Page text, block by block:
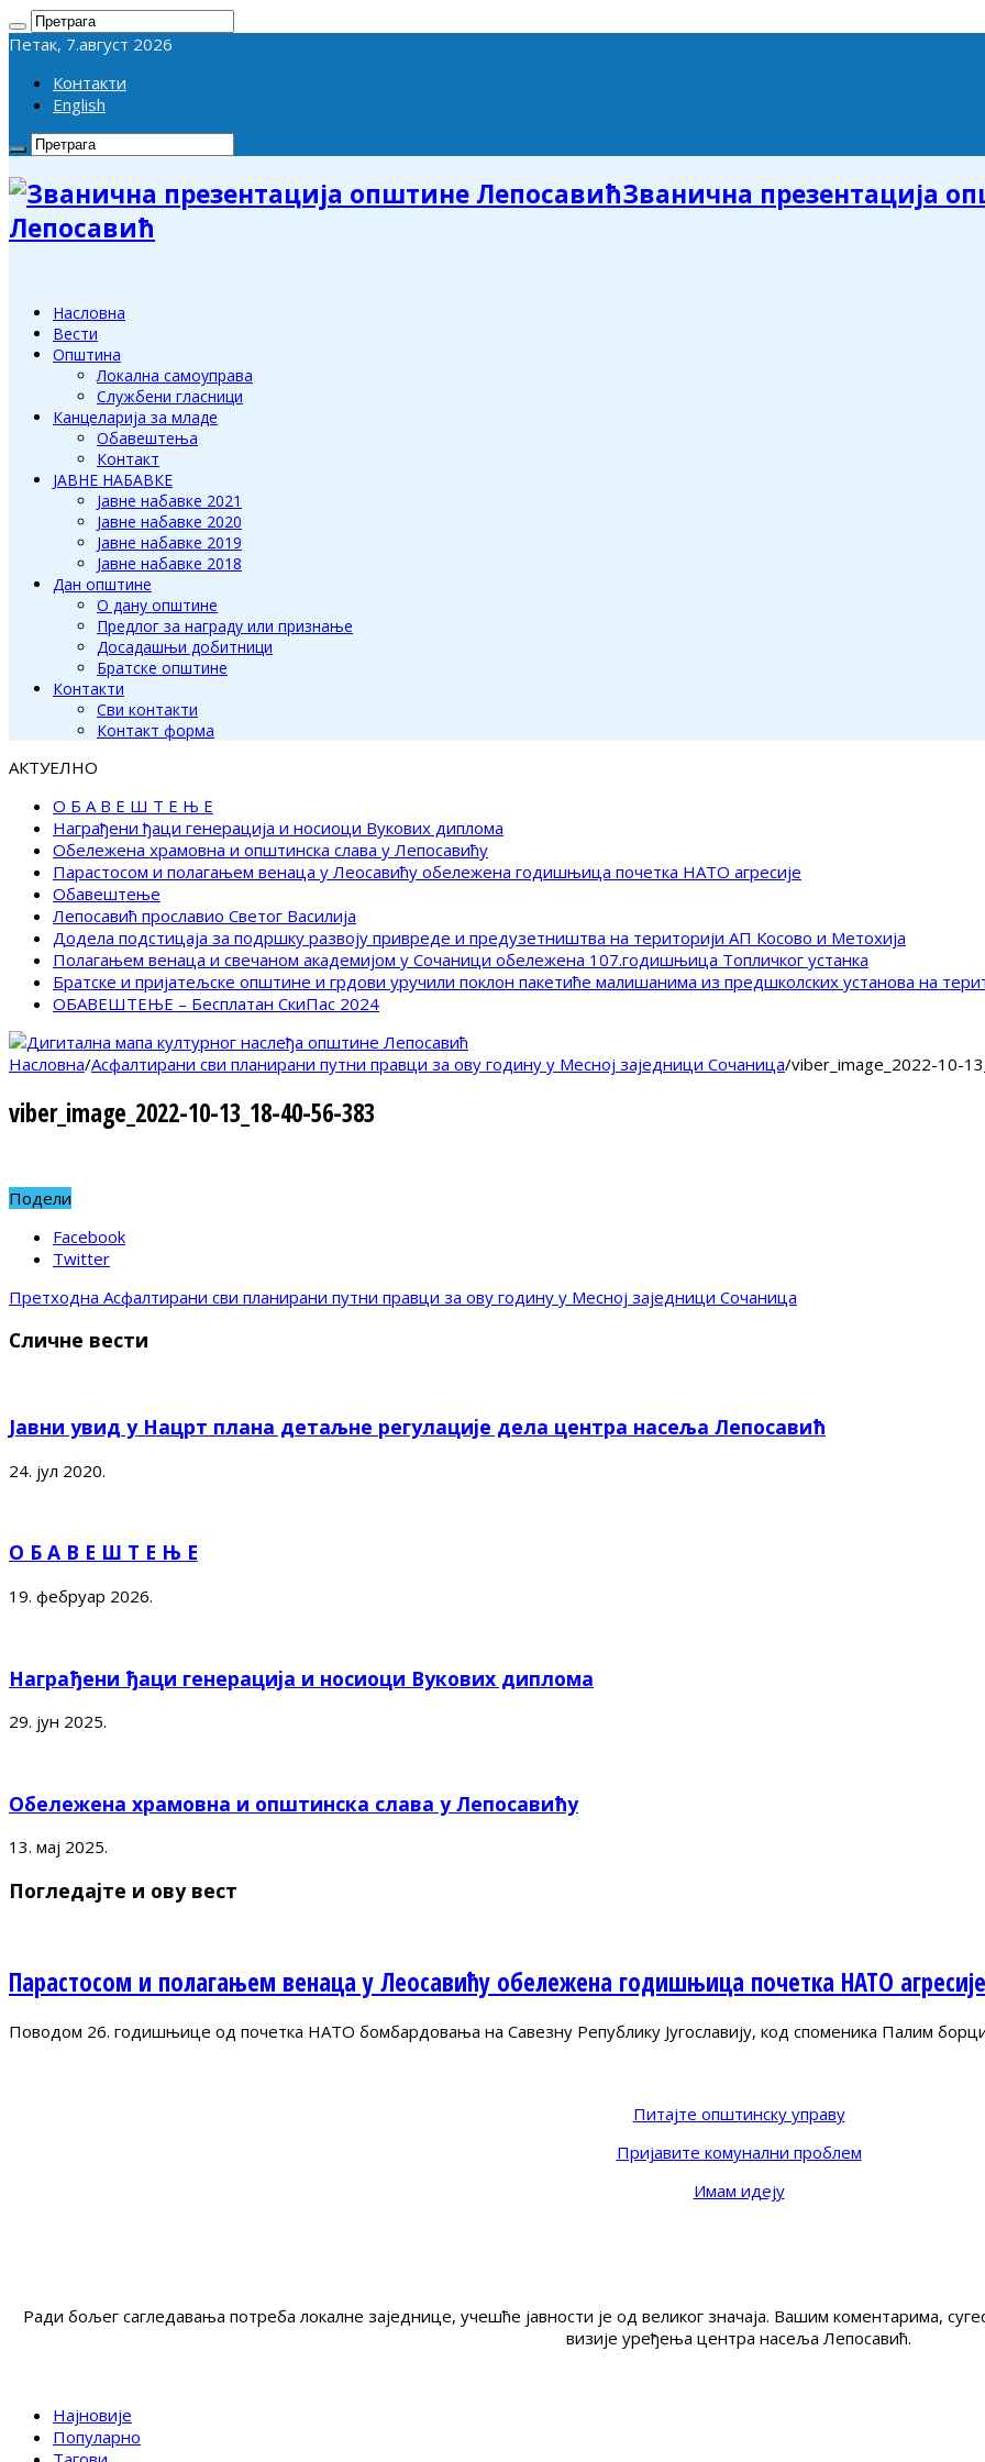
Петак, 7.август 2026
Контакти
English
Званична презентација
Лепосавић
Насловна
Вести
Општина
Локална самоуправа
Службени гласници
Канцеларија за младе
Обавештења
Контакт
ЈАВНЕ НАБАВКЕ
Јавне набавке 2021
Јавне набавке 2020
Јавне набавке 2019
Јавне набавке 2018
Дан општине
О дану општине
Предлог за награду или признање
Досадашњи добитници
Братске општине
Контакти
Сви контакти
Контакт форма
АКТУЕЛНО
О Б А В Е Ш Т Е Њ Е
Награђени ђаци генерација и носиоци Вукових диплома
Обележена храмовна и општинска слава у Лепосавићу
Парастосом и полагањем венаца у Леосавићу обележена годишњица почетка НАТО агресије
Обавештење
Лепосавић прославио Светог Василија
Додела подстицаја за подршку развоју привреде и предузетништва на територији АП Косово и Метохија
Полагањем венаца и свечаном академијом у Сочаници обележена 107.годишњица Топличког устанка
Братске и пријатељске општине и грдови уручили поклон пакетиће малишанима из предшколских установа на
ОБАВЕШТЕЊЕ – Бесплатан СкиПас 2024
Насловна/Асфалтирани сви планирани путни правци за ову годину у Месној заједници Сочаница/viber_image_2022-10-
viber_image_2022-10-13_18-40-56-383
Подели
Facebook
Twitter
Претходна Асфалтирани сви планирани путни правци за ову годину у Месној заједници Сочаница
Сличне вести
Јавни увид у Нацрт плана детаљне регулације дела центра насеља Лепосавић
24. јул 2020.
О Б А В Е Ш Т Е Њ Е
19. фебруар 2026.
Награђени ђаци генерација и носиоци Вукових диплома
29. јун 2025.
Обележена храмовна и општинска слава у Лепосавићу
13. мај 2025.
Погледајте и ову вест
Парастосом и полагањем венаца у Леосавићу обележена годишњица почетка НАТО агресије
Поводом 26. годишњице од почетка НАТО бомбардовања на Савезну Републику Југославију, код споменика Палим
Питајте општинску управу
Пријавите комунални проблем
Имам идеју
Ради бољег сагледавања потреба локалне заједнице, учешће јавности је од великог значаја. Вашим коментарима,
визије уређења центра насеља Лепосавић.
Најновије
Популарно